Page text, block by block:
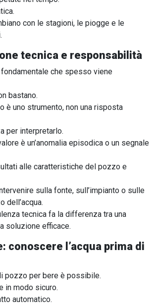
con le stagioni, le piogge e le
tecnica e responsabilità
fondamentale che spesso viene
bastano.
è uno strumento, non una risposta
per interpretarlo.
è un’anomalia episodica o un segnale
alle caratteristiche del pozzo e
sulla fonte, sull’impianto o sulle
dell’acqua.
tecnica fa la differenza tra una
soluzione efficace.
conoscere l’acqua prima di
pozzo per bere è possibile.
in modo sicuro.
automatico.